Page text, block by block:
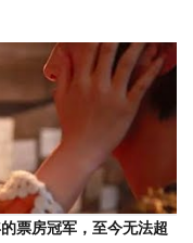
票房冠军，至今无法超